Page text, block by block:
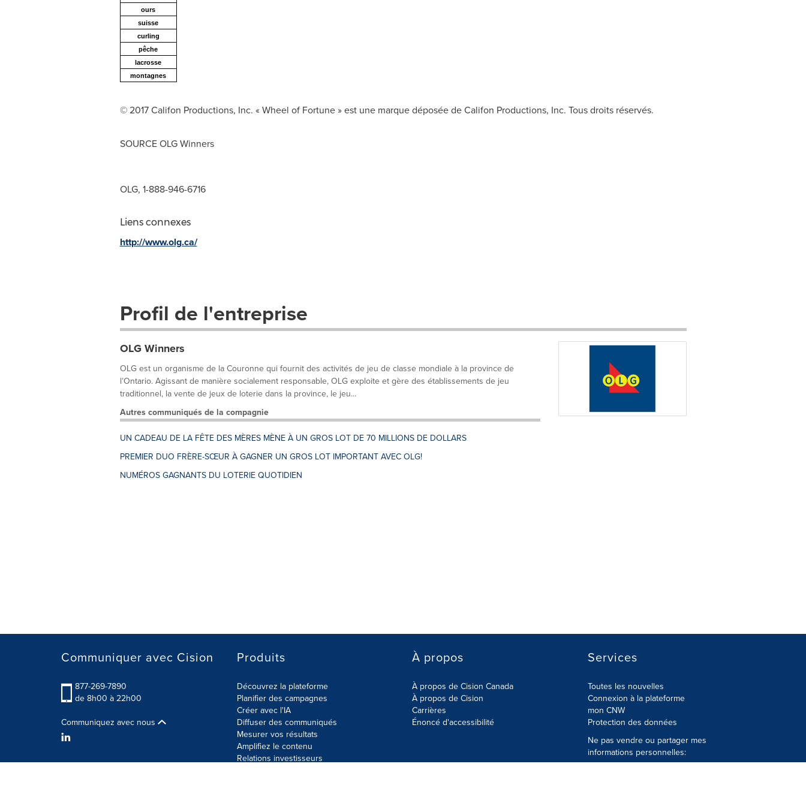
ours
suisse
curling
pêche
lacrosse
montagnes
© 2017 Califon Productions, Inc. « Wheel of Fortune » est une marque déposée de Califon Productions, Inc. Tous droits réservés.
SOURCE OLG Winners
OLG, 1-888-946-6716
Liens connexes
http://www.olg.ca/
Profil de l'entreprise
OLG Winners
OLG est un organisme de la Couronne qui fournit des activités de jeu de classe mondiale à la province de
l’Ontario. Agissant de manière socialement responsable, OLG exploite et gère des établissements de jeu
traditionnel, la vente de jeux de loterie dans la province, le jeu...
Autres communiqués de la compagnie
UN CADEAU DE LA FÊTE DES MÈRES MÈNE À UN GROS LOT DE 70 MILLIONS DE DOLLARS
PREMIER DUO FRÈRE-SŒUR À GAGNER UN GROS LOT IMPORTANT AVEC OLG!
NUMÉROS GAGNANTS DU LOTERIE QUOTIDIEN
Communiquer avec Cision
877-269-7890
de 8h00 à 22h00
Communiquez avec nous
Produits
Découvrez la plateforme
Planifier des campagnes
Créer avec l'IA
Diffuser des communiqués
Mesurer vos résultats
Amplifiez le contenu
Relations investisseurs
À propos
À propos de Cision Canada
À propos de Cision
Carrières
Énoncé d'accessibilité
Services
Toutes les nouvelles
Connexion à la plateforme
mon CNW
Protection des données
Ne pas vendre ou partager mes
informations personnelles: